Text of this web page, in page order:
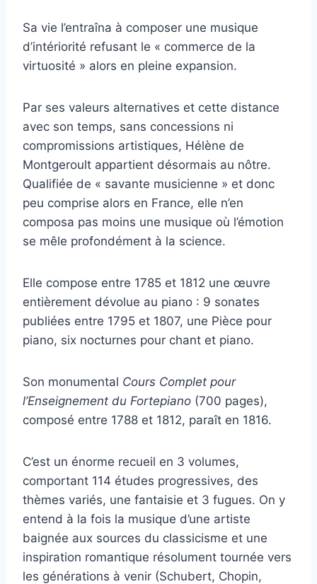
Sa vie l’entraîna à composer une musique
d’intériorité refusant le « commerce de la
virtuosité » alors en pleine expansion.
Par ses valeurs alternatives et cette distance
avec son temps, sans concessions ni
compromissions artistiques, Hélène de
Montgeroult appartient désormais au nôtre.
Qualifiée de « savante musicienne » et donc
peu comprise alors en France, elle n’en
composa pas moins une musique où l’émotion
se mêle profondément à la science.
Elle compose entre 1785 et 1812 une œuvre
entièrement dévolue au piano : 9 sonates
publiées entre 1795 et 1807, une Pièce pour
piano, six nocturnes pour chant et piano.
Son monumental Cours Complet pour
l’Enseignement du Fortepiano (700 pages),
composé entre 1788 et 1812, paraît en 1816.
C’est un énorme recueil en 3 volumes,
comportant 114 études progressives, des
thèmes variés, une fantaisie et 3 fugues. On y
entend à la fois la musique d’une artiste
baignée aux sources du classicisme et une
inspiration romantique résolument tournée vers
les générations à venir (Schubert, Chopin,